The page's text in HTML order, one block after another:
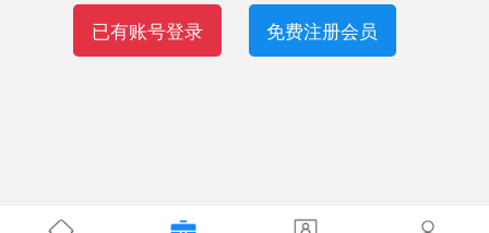
已有账号登录 免费注册会员